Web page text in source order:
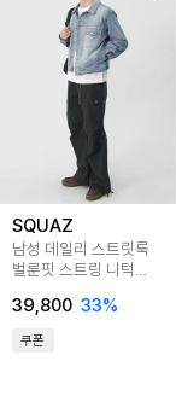
SQUAZ
남성 데일리 스트릿룩
벌룬핏 스트링 니턱
39,800 33%
쿠폰